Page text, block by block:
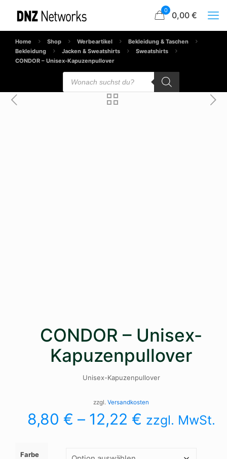
0 0,00 €
Home Shop Werbeartikel
Bekleidung & Taschen
Bekleidung
Jacken & Sweatshirts
Sweatshirts
CONDOR – Unisex-Kapuzenpullover
Products
search
CONDOR – Unisex-
Kapuzenpullover
Unisex-Kapuzenpullover
zzgl. Versandkosten
8,80 € – 12,22 € zzgl. MwSt.
Farbe